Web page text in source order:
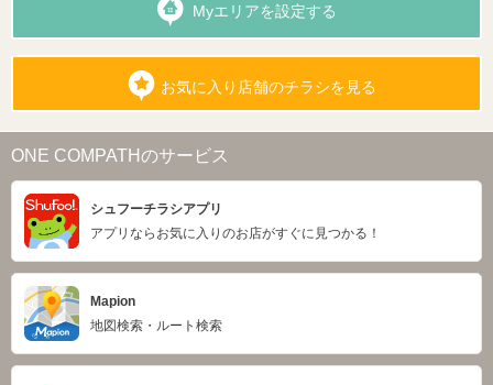
Myエリアを設定する
お気に入り店舗のチラシを見る
ONE COMPATHのサービス
シュフーチラシアプリ
アプリならお気に入りのお店がすぐに見つかる！
Mapion
地図検索・ルート検索